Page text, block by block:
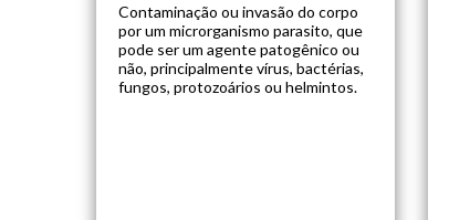
Contaminação ou invasão do corpo
por um microrganismo parasito, que
pode ser um agente patogênico ou
não, principalmente vírus, bactérias,
fungos, protozoários ou helmintos.